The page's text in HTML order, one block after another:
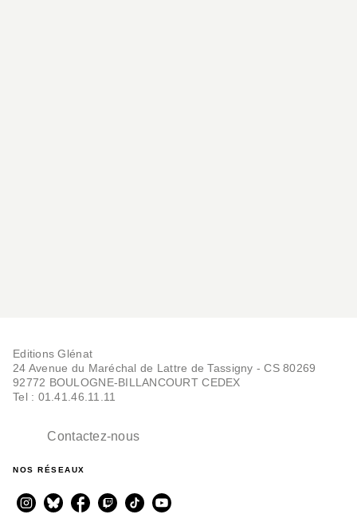
Editions Glénat
24 Avenue du Maréchal de Lattre de Tassigny - CS 80269
92772 BOULOGNE-BILLANCOURT CEDEX
Tel : 01.41.46.11.11
Contactez-nous
NOS RÉSEAUX